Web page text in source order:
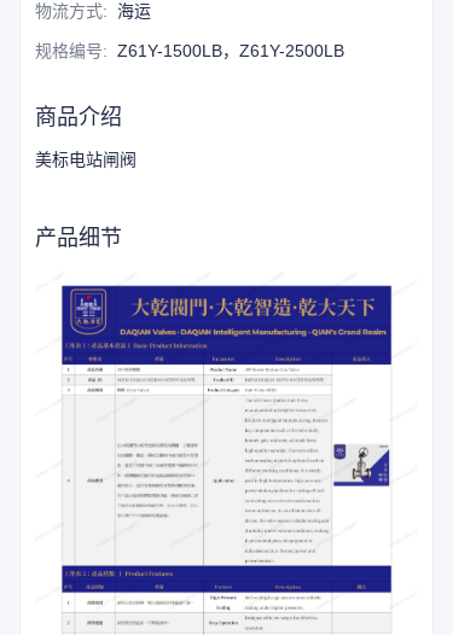
物流方式: 海运
规格编号: Z61Y-1500LB，Z61Y-2500LB
商品介绍
美标电站闸阀
产品细节